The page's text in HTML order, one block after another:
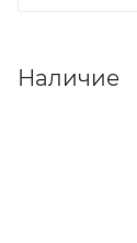
Наличие